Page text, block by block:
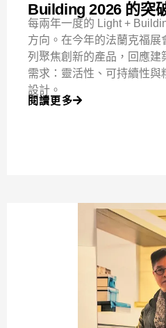
Building 2026 的突
每兩年一度的 Light +
方向。在今年的法蘭克福展
列聚焦創新的產品，回應建
需求：靈活性、可持續性
設計。
閱讀更多